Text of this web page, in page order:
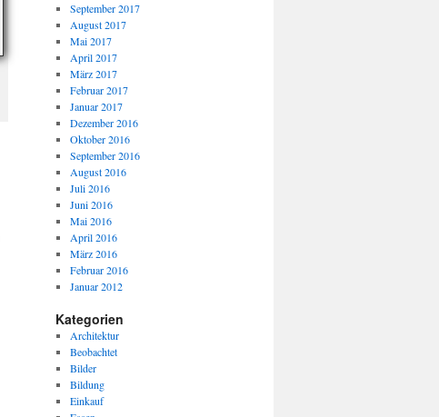
September 2017
August 2017
Mai 2017
April 2017
März 2017
Februar 2017
Januar 2017
Dezember 2016
Oktober 2016
September 2016
August 2016
Juli 2016
Juni 2016
Mai 2016
April 2016
März 2016
Februar 2016
Januar 2012
Kategorien
Architektur
Beobachtet
Bilder
Bildung
Einkauf